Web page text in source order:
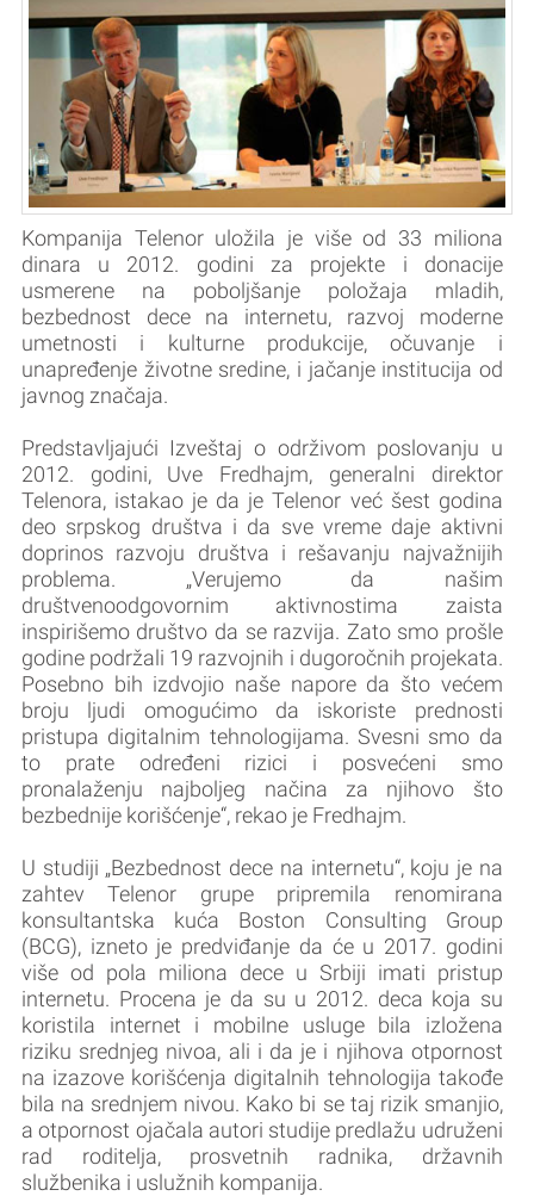
Kompanija Telenor uložila je više od 33 miliona
dinara u 2012. godini za projekte i donacije
usmerene na poboljšanje položaja mladih,
bezbednost dece na internetu, razvoj moderne
umetnosti i kulturne produkcije, očuvanje i
unapređenje životne sredine, i jačanje institucija od
javnog značaja.
Predstavljajući Izveštaj o održivom poslovanju u
2012. godini, Uve Fredhajm, generalni direktor
Telenora, istakao je da je Telenor već šest godina
deo srpskog društva i da sve vreme daje aktivni
doprinos razvoju društva i rešavanju najvažnijih
problema. „Verujemo da našim
društvenoodgovornim aktivnostima zaista
inspirišemo društvo da se razvija. Zato smo prošle
godine podržali 19 razvojnih i dugoročnih projekata.
Posebno bih izdvojio naše napore da što većem
broju ljudi omogućimo da iskoriste prednosti
pristupa digitalnim tehnologijama. Svesni smo da
to prate određeni rizici i posvećeni smo
pronalaženju najboljeg načina za njihovo što
bezbednije korišćenje“, rekao je Fredhajm.
U studiji „Bezbednost dece na internetu“, koju je na
zahtev Telenor grupe pripremila renomirana
konsultantska kuća Boston Consulting Group
(BCG), izneto je predviđanje da će u 2017. godini
više od pola miliona dece u Srbiji imati pristup
internetu. Procena je da su u 2012. deca koja su
koristila internet i mobilne usluge bila izložena
riziku srednjeg nivoa, ali i da je i njihova otpornost
na izazove korišćenja digitalnih tehnologija takođe
bila na srednjem nivou. Kako bi se taj rizik smanjio,
a otpornost ojačala autori studije predlažu udruženi
rad roditelja, prosvetnih radnika, državnih
službenika i uslužnih kompanija.